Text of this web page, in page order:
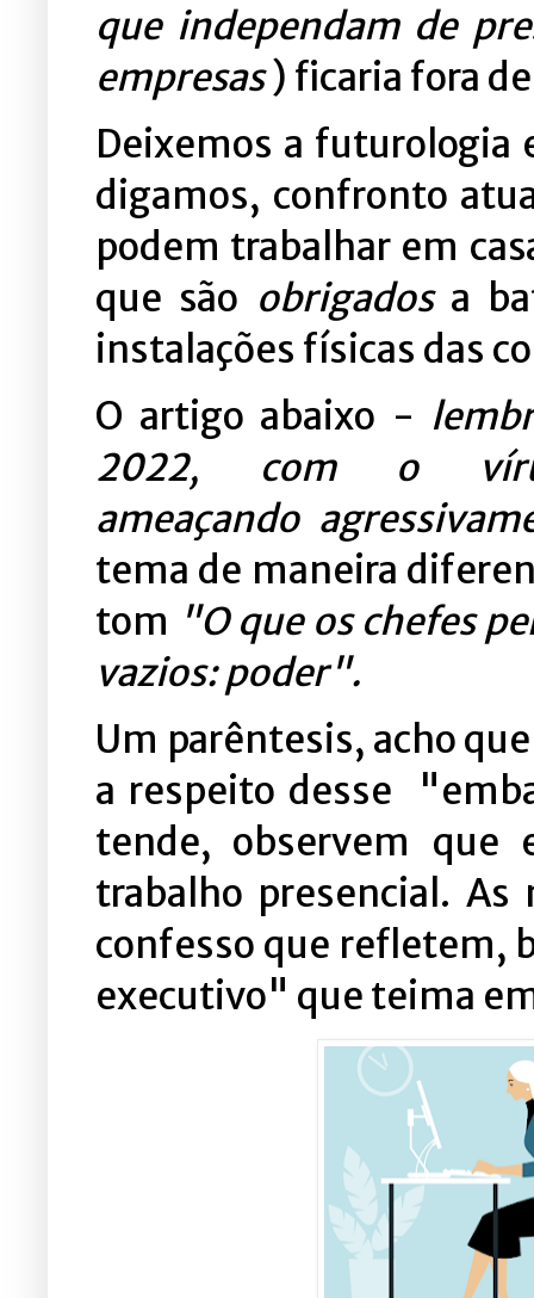
que independam de
empresas) ficaria fora
Deixemos a futurologia
digamos, confronto
podem trabalhar em
que são obrigadosa
instalações físicas das
O artigo abaixo -
2022, com o
ameaçando
tema de maneira
tom "O que os chefes
vazios: poder".
Um parêntesis, acho
a respeito desse
tende, observem que
trabalho presencial. As
confesso que refletem,
executivo" que teima